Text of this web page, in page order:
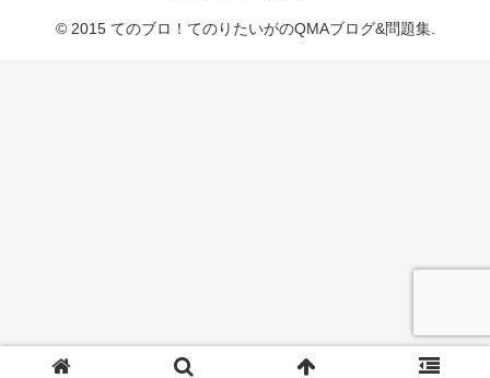
© 2015 てのブロ！てのりたいがのQMAブログ&問題集.